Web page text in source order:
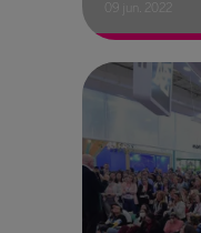
09 jun. 2022